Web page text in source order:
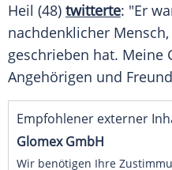
Heil (48) twitterte: "Er
nachdenklicher Mensch
geschrieben hat. Meine
Angehörigen und
Empfohlener externer
Glomex GmbH
Wir benötigen Ihre